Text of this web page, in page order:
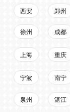
西安
重庆
南宁
湛江
泉州
徐州
上海
宁波
郑州
成都